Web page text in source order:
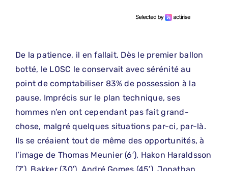
De la patience, il en fallait. Dès le premier ballon
botté, le LOSC le conservait avec sérénité au
point de comptabiliser 83% de possession à la
pause. Imprécis sur le plan technique, ses
hommes n’en ont cependant pas fait grand-
chose, malgré quelques situations par-ci, par-là.
Ils se créaient tout de même des opportunités, à
l’image de Thomas Meunier (6′), Hakon Haraldsson